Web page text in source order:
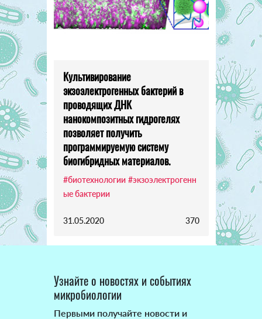
Культивирование
экзоэлектрогенных бактерий в
проводящих ДНК
нанокомпозитных гидрогелях
позволяет получить
программируемую систему
биогибридных материалов.
#биотехнологии #экзоэлектрогенн
ые бактерии
31.05.2020 370
Узнайте о новостях и событиях
микробиологии
Первыми получайте новости и